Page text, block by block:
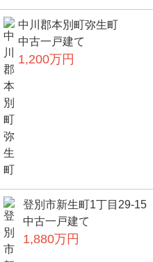
中川郡本別町弥生町
中古一戸建て
1,200万円
登別市新生町1丁目29-15
中古一戸建て
1,880万円